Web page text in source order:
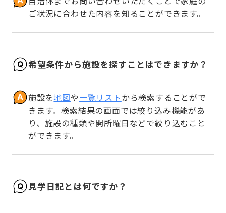
ご状況に合わせた内容を知ることができます。
希望条件から施設を探すことはできますか？
施設を地図や一覧リストから検索することがで
きます。検索結果の画面では絞り込み機能があ
り、施設の種類や開所曜日などで絞り込むこと
ができます。
見学日記とは何ですか？